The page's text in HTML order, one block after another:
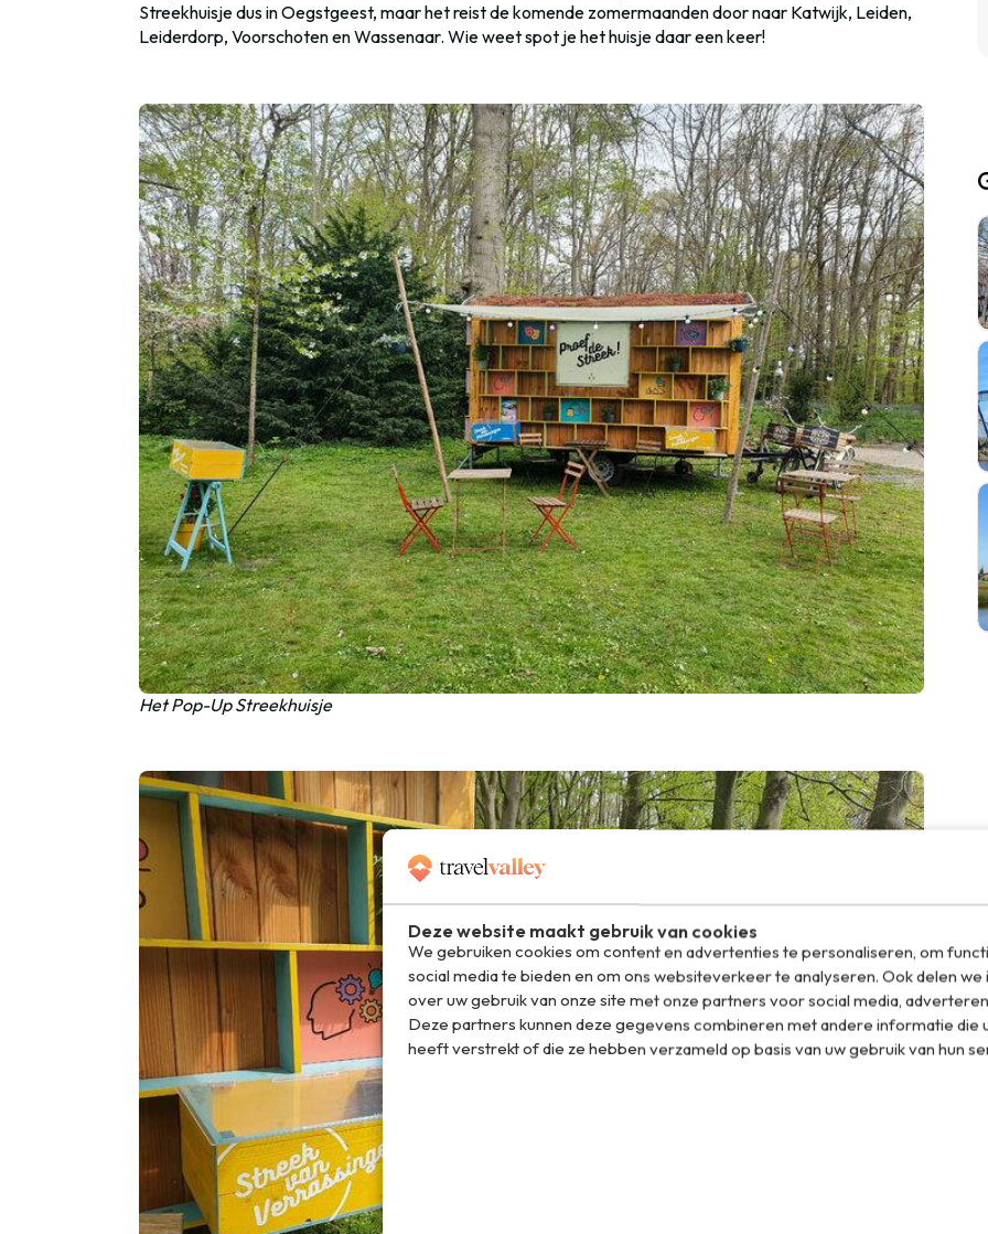
Deze website maakt gebruik van cookies
We gebruiken cookies om content en advertenties te personaliseren, om
social media te bieden en om ons websiteverkeer te analyseren. Ook delen
over uw gebruik van onze site met onze partners voor social media,
Deze partners kunnen deze gegevens combineren met andere informatie die
heeft verstrekt of die ze hebben verzameld op basis van uw gebruik van hun
Streekhuisje dus in Oegstgeest, maar het reist de komende zomermaanden door naar Katwijk, Leiden,
Leiderdorp, Voorschoten en Wassenaar. Wie weet spot je het huisje daar een keer!
Het Pop-Up Streekhuisje